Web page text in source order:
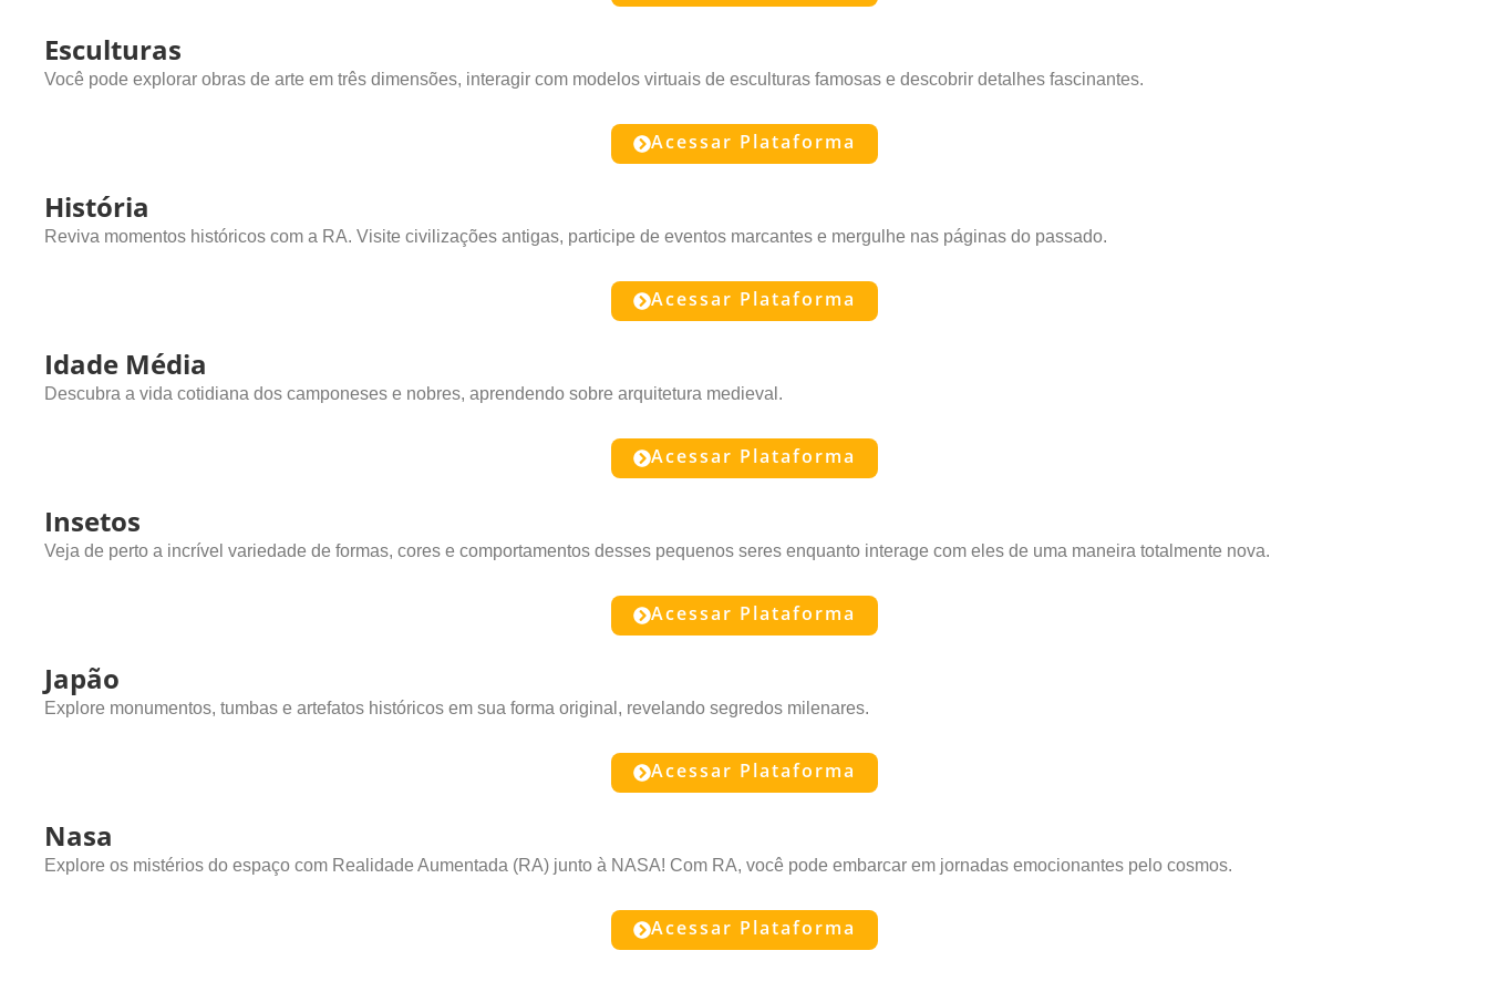
Esculturas
Você pode explorar obras de arte em três dimensões, interagir com modelos virtuais de esculturas famosas e descobrir detalhes fascinantes.
Acessar Plataforma
História
Reviva momentos históricos com a RA. Visite civilizações antigas, participe de eventos marcantes e mergulhe nas páginas do passado.
Acessar Plataforma
Idade Média
Descubra a vida cotidiana dos camponeses e nobres, aprendendo sobre arquitetura medieval.
Acessar Plataforma
Insetos
Veja de perto a incrível variedade de formas, cores e comportamentos desses pequenos seres enquanto interage com eles de uma maneira totalmente nova.
Acessar Plataforma
Japão
Explore monumentos, tumbas e artefatos históricos em sua forma original, revelando segredos milenares.
Acessar Plataforma
Nasa
Explore os mistérios do espaço com Realidade Aumentada (RA) junto à NASA! Com RA, você pode embarcar em jornadas emocionantes pelo cosmos.
Acessar Plataforma